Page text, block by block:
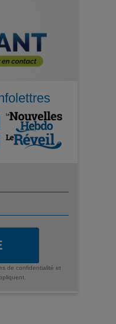
de confidentialité et